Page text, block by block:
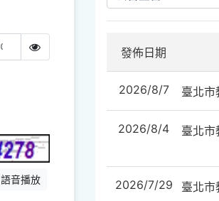
語音播放
發佈日期
2026/8/7 臺北市
2026/8/4 臺北市
2026/7/29 臺北市